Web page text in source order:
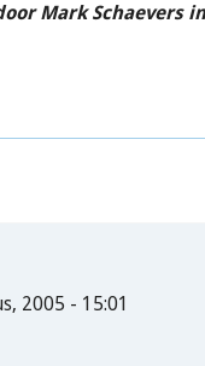
Mark Schaevers
2005 - 15:01